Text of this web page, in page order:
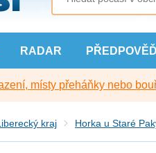
RADAR PŘEDPOVĚĎ
místy přeháňky nebo
kraj Horka u Staré